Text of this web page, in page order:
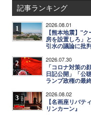
記事ランキング
1 2026.08.01
【熊本地震】"
房を設置しろ」
引水の議論に批
2 2026.07.30
「コロナ対策の
日記公開」「公
ランプ政権の最
3 2026.08.02
【名画座リバ
リンカーン』